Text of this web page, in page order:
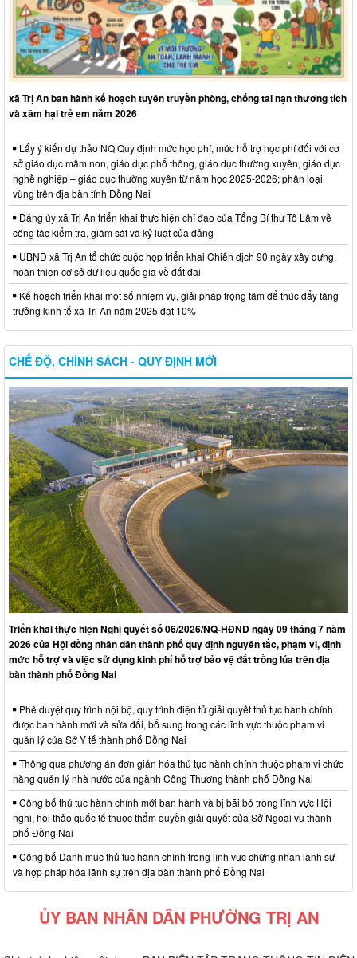
xã Trị An ban hành kế hoạch tuyên truyền phòng, chống tai nạn thương tích
và xâm hại trẻ em năm 2026
Lấy ý kiến dự thảo NQ Quy định mức học phí, mức hỗ trợ học phí đối với cơ
sở giáo dục mầm non, giáo dục phổ thông, giáo dục thường xuyên, giáo dục
nghề nghiệp – giáo dục thường xuyên từ năm học 2025-2026; phân loại
vùng trên địa bàn tỉnh Đồng Nai
Đảng ủy xã Trị An triển khai thực hiện chỉ đạo của Tổng Bí thư Tô Lâm về
công tác kiểm tra, giám sát và kỷ luật của đảng
UBND xã Trị An tổ chức cuộc họp triển khai Chiến dịch 90 ngày xây dựng,
hoàn thiện cơ sở dữ liệu quốc gia về đất đai
Kế hoạch triển khai một số nhiệm vụ, giải pháp trọng tâm để thúc đẩy tăng
trưởng kinh tế xã Trị An năm 2025 đạt 10%
CHẾ ĐỘ, CHÍNH SÁCH - QUY ĐỊNH MỚI
Triển khai thực hiện Nghị quyết số 06/2026/NQ-HĐND ngày 09 tháng 7 năm
2026 của Hội đồng nhân dân thành phố quy định nguyên tắc, phạm vi, định
mức hỗ trợ và việc sử dụng kinh phí hỗ trợ bảo vệ đất trồng lúa trên địa
bàn thành phố Đồng Nai
Phê duyệt quy trình nội bộ, quy trình điện tử giải quyết thủ tục hành chính
được ban hành mới và sửa đổi, bổ sung trong các lĩnh vực thuộc phạm vi
quản lý của Sở Y tế thành phố Đồng Nai
Thông qua phương án đơn giản hóa thủ tục hành chính thuộc phạm vi chức
năng quản lý nhà nước của ngành Công Thương thành phố Đồng Nai
Công bố thủ tục hành chính mới ban hành và bị bãi bỏ trong lĩnh vực Hội
nghị, hội thảo quốc tế thuộc thẩm quyền giải quyết của Sở Ngoại vụ thành
phố Đồng Nai
Công bố Danh mục thủ tục hành chính trong lĩnh vực chứng nhận lãnh sự
và hợp pháp hóa lãnh sự trên địa bàn thành phố Đồng Nai
ỦY BAN NHÂN DÂN PHƯỜNG TRỊ AN